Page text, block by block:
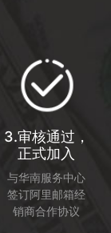
3.审核通过，
正式加入
与华南服务中心
签订阿里邮箱经
销商合作协议